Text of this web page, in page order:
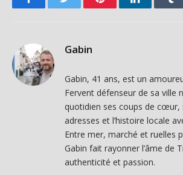
FacebookTwitter PinterestLinkedIn
Gabin
Gabin, 41 ans, est un
Fervent défenseur de sa ville
quotidien ses coups de cœur,
adresses et l’histoire locale
Entre mer, marché et ruelles
Gabin fait rayonner l’âme de
authenticité et passion.